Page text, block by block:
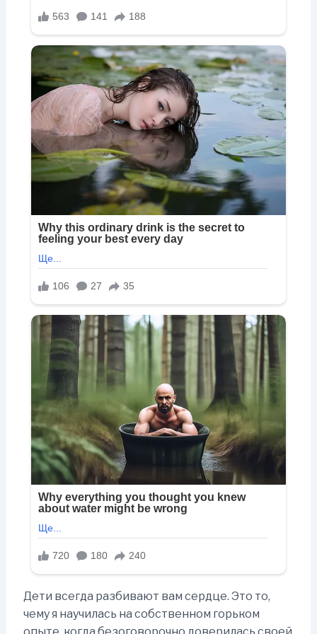
Дети всегда разбивают вам сердце. Это то,
чему я научилась на собственном горьком